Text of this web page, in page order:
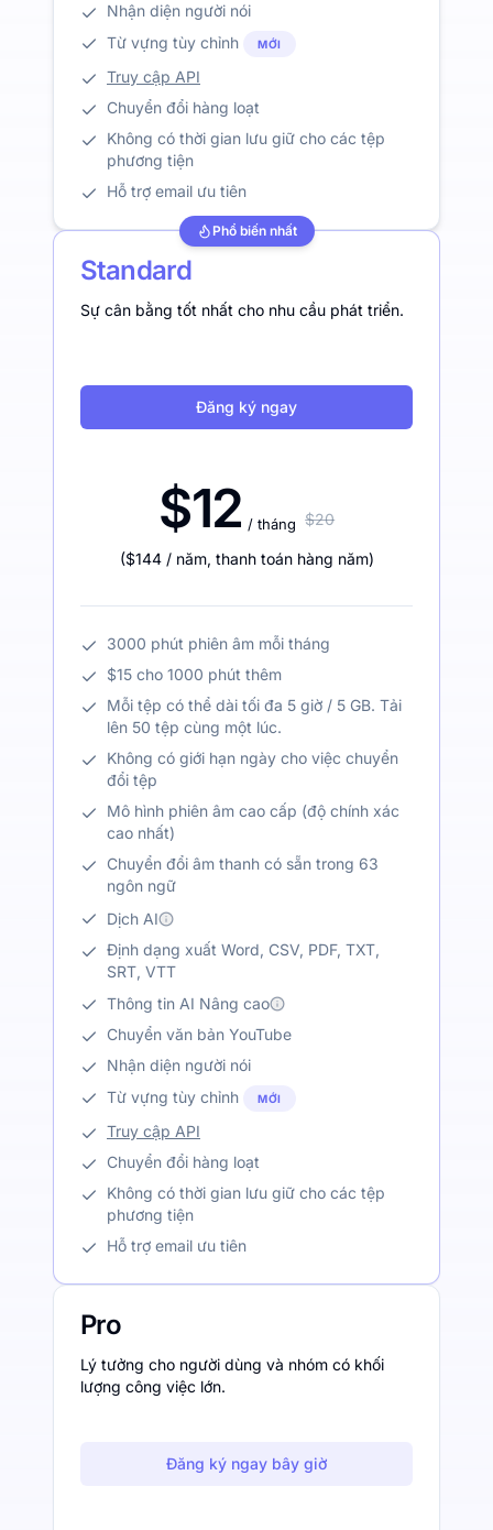
Nhận diện người nói
Từ vựng tùy chỉnh
MỚI
Truy cập API
Chuyển đổi hàng loạt
Không có thời gian lưu giữ cho các tệp
phương tiện
Hỗ trợ email ưu tiên
Phổ biến nhất
Standard
Sự cân bằng tốt nhất cho nhu cầu phát triển.
Đăng ký ngay
$12 / tháng $20
($144 / năm, thanh toán hàng năm)
3000 phút phiên âm mỗi tháng
$15 cho 1000 phút thêm
Mỗi tệp có thể dài tối đa 5 giờ / 5 GB. Tải
lên 50 tệp cùng một lúc.
Không có giới hạn ngày cho việc chuyển
đổi tệp
Mô hình phiên âm cao cấp (độ chính xác
cao nhất)
Chuyển đổi âm thanh có sẵn trong 63
ngôn ngữ
Dịch AI
Định dạng xuất Word, CSV, PDF, TXT,
SRT, VTT
Thông tin AI Nâng cao
Chuyển văn bản YouTube
Nhận diện người nói
Từ vựng tùy chỉnh
MỚI
Truy cập API
Chuyển đổi hàng loạt
Không có thời gian lưu giữ cho các tệp
phương tiện
Hỗ trợ email ưu tiên
Pro
Lý tưởng cho người dùng và nhóm có khối
lượng công việc lớn.
Đăng ký ngay bây giờ